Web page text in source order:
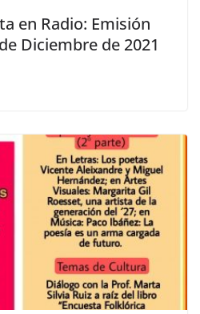
en Radio: Emisión
Diciembre de 2021